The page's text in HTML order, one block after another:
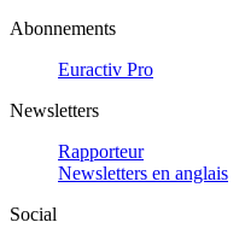
Abonnements
Euractiv Pro
Newsletters
Rapporteur
Newsletters en anglais
Social